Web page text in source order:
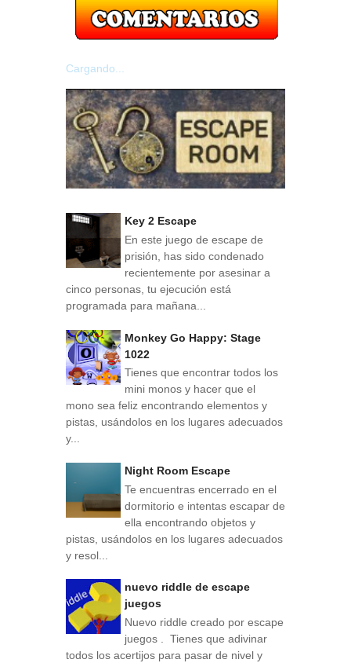
Cargando...
Key 2 Escape
En este juego de escape de
prisión, has sido condenado
recientemente por asesinar a
cinco personas, tu ejecución está
programada para mañana...
Monkey Go Happy: Stage
1022
Tienes que encontrar todos los
mini monos y hacer que el
mono sea feliz encontrando elementos y
pistas, usándolos en los lugares adecuados
y...
Night Room Escape
Te encuentras encerrado en el
dormitorio e intentas escapar de
ella encontrando objetos y
pistas, usándolos en los lugares adecuados
y resol...
nuevo riddle de escape
juegos
Nuevo riddle creado por escape
juegos . Tienes que adivinar
todos los acertijos para pasar de nivel y